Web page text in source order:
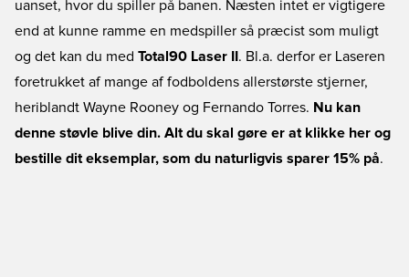
uanset, hvor du spiller på banen. Næsten intet er vigtigere
end at kunne ramme en medspiller så præcist som muligt
og det kan du med Total90 Laser II . Bl.a. derfor er Laseren
foretrukket af mange af fodboldens allerstørste stjerner,
heriblandt Wayne Rooney og Fernando Torres. Nu kan
denne støvle blive din. Alt du skal gøre er at klikke her og
bestille dit eksemplar, som du naturligvis sparer 15% på.